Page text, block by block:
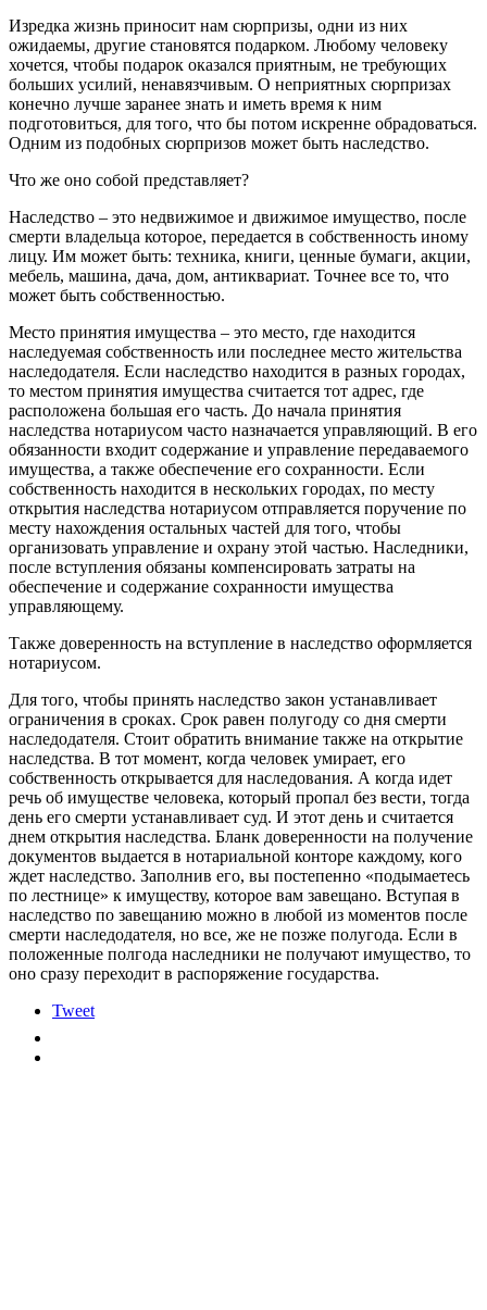
Изредка жизнь приносит нам сюрпризы, одни из них
ожидаемы, другие становятся подарком. Любому человеку
хочется, чтобы подарок оказался приятным, не требующих
больших усилий, ненавязчивым. О неприятных сюрпризах
конечно лучше заранее знать и иметь время к ним
подготовиться, для того, что бы потом искренне обрадоваться.
Одним из подобных сюрпризов может быть наследство.
Что же оно собой представляет?
Наследство – это недвижимое и движимое имущество, после
смерти владельца которое, передается в собственность иному
лицу. Им может быть: техника, книги, ценные бумаги, акции,
мебель, машина, дача, дом, антиквариат. Точнее все то, что
может быть собственностью.
Место принятия имущества – это место, где находится
наследуемая собственность или последнее место жительства
наследодателя. Если наследство находится в разных городах,
то местом принятия имущества считается тот адрес, где
расположена большая его часть. До начала принятия
наследства нотариусом часто назначается управляющий. В его
обязанности входит содержание и управление передаваемого
имущества, а также обеспечение его сохранности. Если
собственность находится в нескольких городах, по месту
открытия наследства нотариусом отправляется поручение по
месту нахождения остальных частей для того, чтобы
организовать управление и охрану этой частью. Наследники,
после вступления обязаны компенсировать затраты на
обеспечение и содержание сохранности имущества
управляющему.
Также доверенность на вступление в наследство оформляется
нотариусом.
Для того, чтобы принять наследство закон устанавливает
ограничения в сроках. Срок равен полугоду со дня смерти
наследодателя. Стоит обратить внимание также на открытие
наследства. В тот момент, когда человек умирает, его
собственность открывается для наследования. А когда идет
речь об имуществе человека, который пропал без вести, тогда
день его смерти устанавливает суд. И этот день и считается
днем открытия наследства. Бланк доверенности на получение
документов выдается в нотариальной конторе каждому, кого
ждет наследство. Заполнив его, вы постепенно «подымаетесь
по лестнице» к имуществу, которое вам завещано. Вступая в
наследство по завещанию можно в любой из моментов после
смерти наследодателя, но все, же не позже полугода. Если в
положенные полгода наследники не получают имущество, то
оно сразу переходит в распоряжение государства.
Tweet